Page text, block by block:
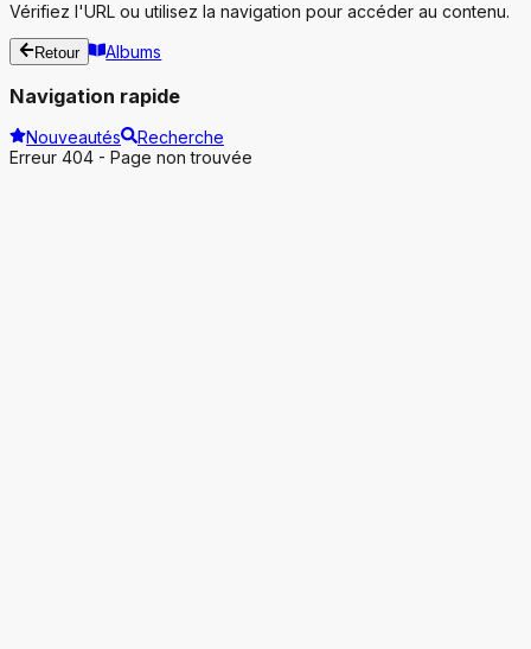
Vérifiez l'URL ou utilisez la navigation pour accéder au contenu.
Retour Albums
Navigation rapide
Nouveautés
Recherche
Erreur 404 - Page non trouvée